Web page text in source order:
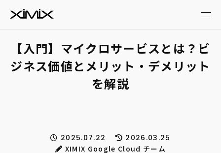
【入門】マイクロサービスとは？ビ
ジネス価値とメリット・デメリット
を解説
2025.07.22
2026.03.25
XIMIX Google Cloud チーム